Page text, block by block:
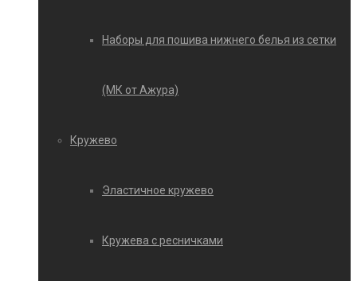
Наборы для пошива нижнего белья из сетки
(МК от Ажура)
Кружево
Эластичное кружево
Кружева с ресничками